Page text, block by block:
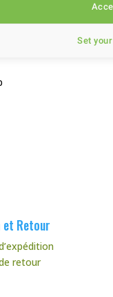
préférence de
Retour
retour
Set